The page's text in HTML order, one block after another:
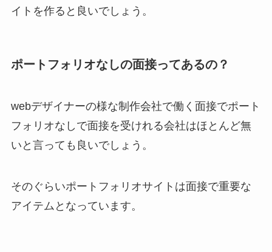
イトを作ると良いでしょう。
ポートフォリオなしの面接ってあるの？
webデザイナーの様な制作会社で働く面接でポート
フォリオなしで面接を受けれる会社はほとんど無
いと言っても良いでしょう。
そのぐらいポートフォリオサイトは面接で重要な
アイテムとなっています。